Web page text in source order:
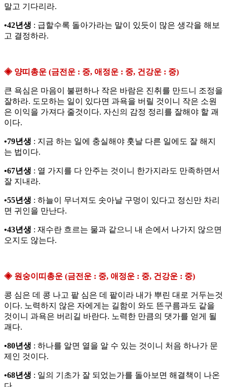
말고 기다리라.
•42년생 : 급할수록 돌아가라는 말이 있듯이 많은 생각을 해보
고 결정하라.
◈ 양띠총운 (금전운 : 중, 애정운 : 중, 건강운 : 중)
큰 욕심은 마음이 불편하나 작은 바람은 진취를 만드니 조정을
잘하라. 도모하는 일이 있다면 과욕을 버릴 것이니 작은 소원
은 이익을 가져다 줄것이다. 자신의 감정 정리를 잘해야 할 괘
이다.
•79년생 : 지금 하는 일에 충실해야 훗날 다른 일에도 잘 해지
는 법이다.
•67년생 : 열 가지를 다 안주는 것이니 한가지라도 만족하면서
잘 지내라.
•55년생 : 하늘이 무너져도 솟아날 구멍이 있다고 정신만 차리
면 귀인을 만난다.
•43년생 : 재수란 흐르는 물과 같으니 내 손에서 나가지 않으면
오지도 않는다.
◈ 원숭이띠총운 (금전운 : 중, 애정운 : 중, 건강운 : 중)
콩 심은 데 콩 나고 팥 심은 데 팥이라 내가 뿌린 대로 거두는것
이다. 노력하지 않은 자에게는 길함이 와도 뜬구름과도 같을
것이니 과욕은 버리길 바란다. 노력한 만큼의 댓가를 얻게 될
괘다.
•80년생 : 하나를 알면 열을 알 수 있는 것이니 처음 하나가 문
제인 것이다.
•68년생 : 일의 기초가 잘 되었는가를 돌아보면 해결책이 나온